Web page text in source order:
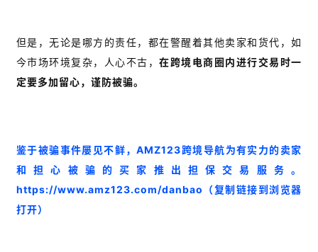
但是，无论是哪方的责任，都在警醒着其他卖家和货代，如
今市场环境复杂，人心不古，在跨境电商圈内进行交易时一
定要多加留心，谨防被骗。
鉴于被骗事件屡见不鲜，AMZ123跨境导航为有实力的卖家
和担心被骗的买家推出担保交易服务。
https://www.amz123.com/danbao
（复制链接到浏览器
打开）